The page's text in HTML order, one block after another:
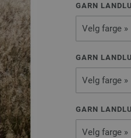
GARN
Velg farge »
GARN
Velg farge »
GARN
Velg farge »